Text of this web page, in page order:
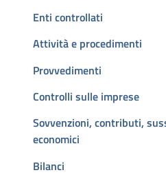
Enti controllati
Attività e procedimenti
Provvedimenti
Controlli sulle imprese
Sovvenzioni, contributi,
economici
Bilanci